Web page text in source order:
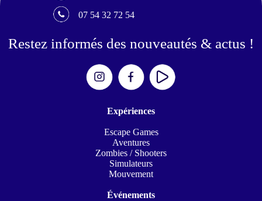
07 54 32 72 54
Restez informés des nouveautés & actus !
Expériences
Escape Games
Aventures
Zombies / Shooters
Simulateurs
Mouvement
Événements